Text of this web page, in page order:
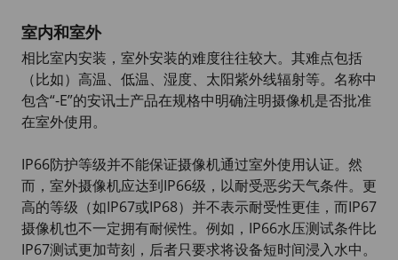
室内和室外
相比室内安装，室外安装的难度往往较大。其难点包括
（比如）高温、低温、湿度、太阳紫外线辐射等。名称中
包含“-E”的安讯士产品在规格中明确注明摄像机是否批准
在室外使用。
IP66防护等级并不能保证摄像机通过室外使用认证。然
而，室外摄像机应达到IP66级，以耐受恶劣天气条件。更
高的等级（如IP67或IP68）并不表示耐受性更佳，而IP67
摄像机也不一定拥有耐候性。例如，IP66水压测试条件比
IP67测试更加苛刻，后者只要求将设备短时间浸入水中。